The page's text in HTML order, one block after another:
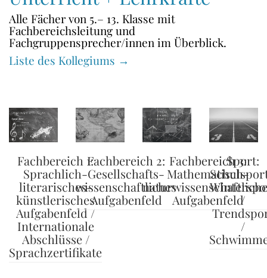
Alle Fächer von 5.– 13. Klasse mit
Fachbereichsleitung und
Fachgruppensprecher/innen im Überblick.
Liste des Kollegiums →
Fachbereich 1:
Sprachlich-
literarisches-
künstlerisches
Aufgabenfeld /
Internationale
Abschlüsse /
Sprachzertifikate
Fachbereich 2:
Gesellschafts-
wissenschaftliches
Aufgabenfeld
Fachbereich 3:
Mathematisch-
Aufgabenfeld
Sport:
/
/